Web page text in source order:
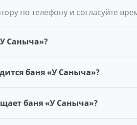
по телефону и согласуйте
Саныча»?
баня «У Саныча»?
баня «У Саныча»?